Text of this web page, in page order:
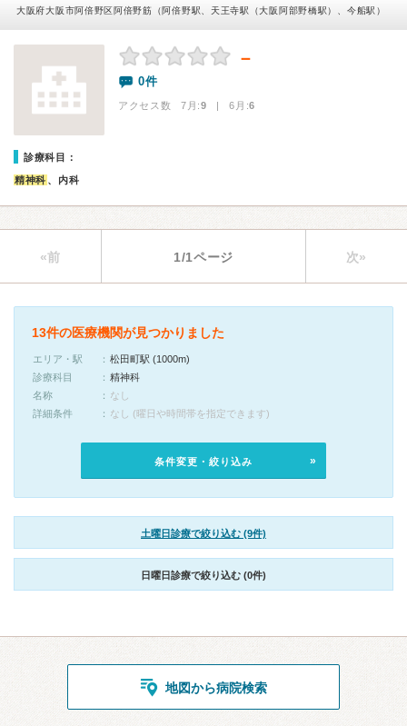
大阪府大阪市阿倍野区阿倍野筋（阿倍野駅、天王寺駅（大阪阿部野橋駅）、今船駅）
－
0件
アクセス数 7月:9 | 6月:6
診療科目：
精神科 、内科
«前 1/1ページ 次»
13件の医療機関が見つかりました
エリア・駅
松田町駅 (1000m)
診療科目
精神科
名称
なし
詳細条件
なし (曜日や時間帯を指定できます)
条件変更・絞り込み
土曜日診療で絞り込む (9件)
日曜日診療で絞り込む (0件)
地図から病院検索